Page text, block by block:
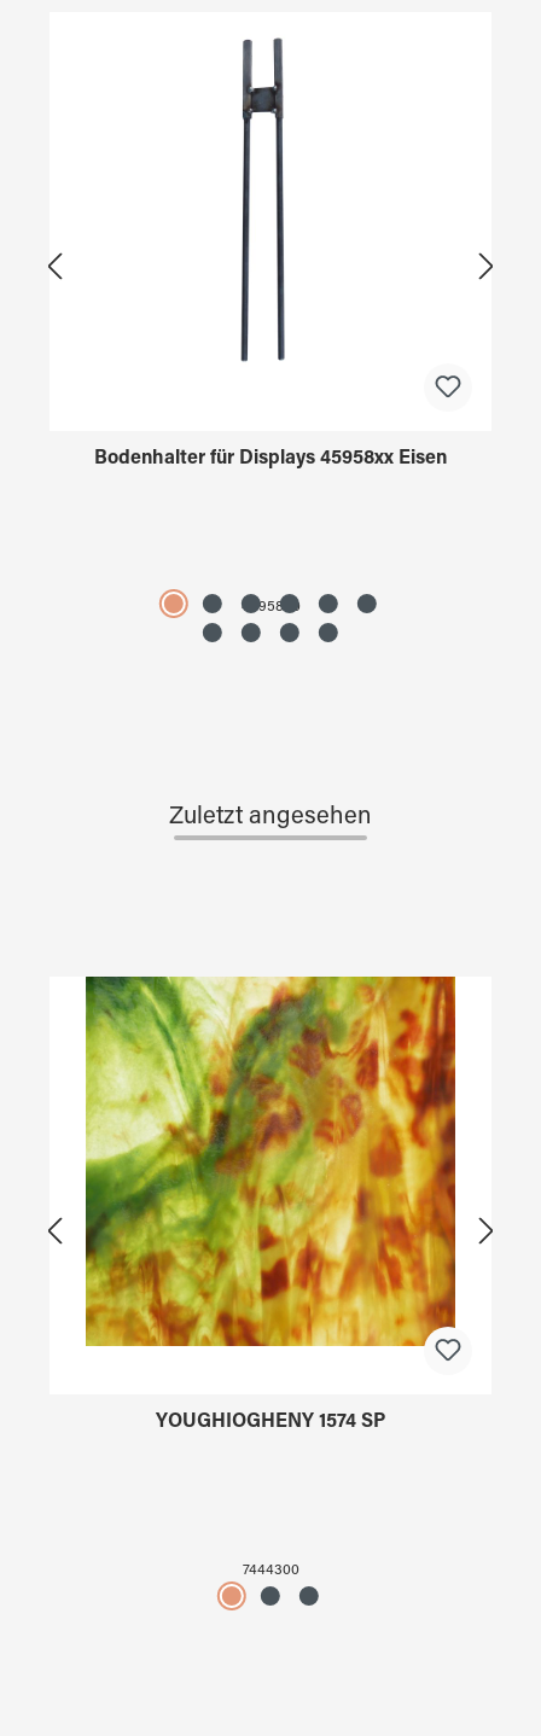
Bodenhalter für Displays 45958xx Eisen
4595890
Zuletzt angesehen
Produktgalerie überspringen
YOUGHIOGHENY 1574 SP
7444300